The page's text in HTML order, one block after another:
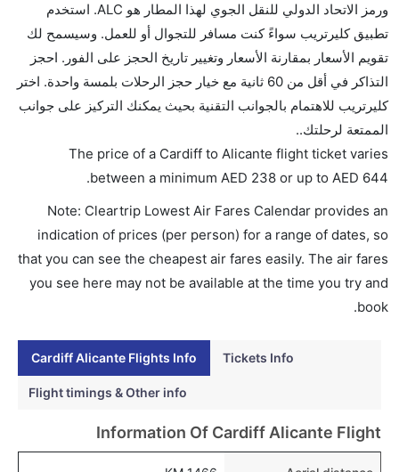
تقديم الكحول على متن الرحلات الدولية فقط.
ما متوسط أسعار رحلة الدرجة الاقتصادية من إلى أليكانتي؟
تتراوح أسعار رحلة الدرجة الاقتصادية من AED 238 إلى
AED 644. , خطوط فويلينغ الجوية, and الإيبيرية يوفرون
تذاكر في هذا النطاق من الأسعار.
هل اختيار إنجاز إجراءات السفر عبر الإنترنت متاح في رحلة
إلى أليكانتي؟
نعم، يتاح للمسافر خيار إنجاز إجراءات السفر في الرحلة من
إلى أليكانتي عبر الإنترنت أو في المطار.
هل يمكنني حجز فنادق متوسطة التكلفة بالقرب من مطار
أليكانتي عبر الإنترنت؟
هل يتيح أليكانتي مطار إمكانية تغيير الحفاض للأطفال؟
نعم، يتيح مطار أليكانتي المطور حديثا هذه الإمكانية
ورمز الاتحاد الدولي للنقل الجوي لهذا المطار هو ALC. استخدم
تطبيق كليرتريب سواءً كنت مسافر للتجوال أو للعمل. وسيسمح لك
تقويم الأسعار بمقارنة الأسعار وتغيير تاريخ الحجز على الفور. احجز
التذاكر في أقل من 60 ثانية مع خيار حجز الرحلات بلمسة واحدة. اختر
كليرتريب للاهتمام بالجوانب التقنية بحيث يمكنك التركيز على جوانب
الممتعة لرحلتك..
The price of a Cardiff to Alicante flight ticket varies
between a minimum AED 238 or up to AED 644
.
Note: Cleartrip Lowest Air Fares Calendar provides an
indication of prices (per person) for a range of dates, so
that you can see the cheapest air fares easily. The air fares
you see here may not be available at the time you try and
book.
Cardiff Alicante Flights Info Tickets Info
Flight timings & Other info
Information Of Cardiff Alicante Flight